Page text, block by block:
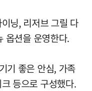
닝, 리저브 그릴 다
옵션을 운영한다.
기 좋은 안심, 가족
등으로 구성했다.